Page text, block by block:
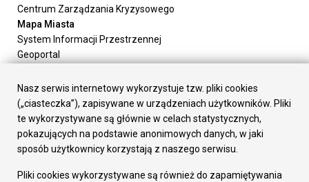
Centrum Zarządzania Kryzysowego
Mapa Miasta
System Informacji Przestrzennej
Geoportal
Załatw sprawę
Prezydent Miasta
Rada Miasta
Wydziały
Elektroniczna Skrzynka Podawcza
Gospodarka
Nasz serwis internetowy wykorzystuje tzw. pliki cookies
(„ciasteczka”), zapisywane w urządzeniach użytkowników. Pliki
te wykorzystywane są głównie w celach statystycznych,
pokazujących na podstawie anonimowych danych, w jaki
sposób użytkownicy korzystają z naszego serwisu.
Pliki cookies wykorzystywane są również do zapamiętywania